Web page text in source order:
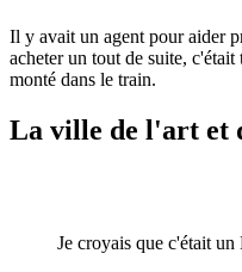
Il y avait un agent pour aider
acheter un tout de suite,
monté dans le train.
La ville de l'art et
Je croyais que c'était